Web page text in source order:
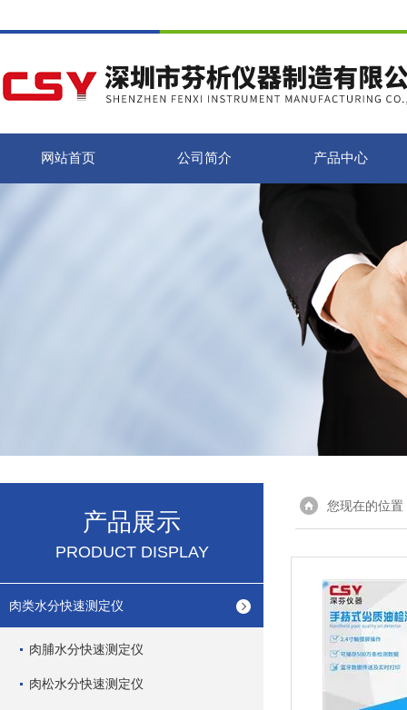
网站首页 公司简介 产品中心
产品展示
PRODUCT DISPLAY
肉类水分快速测定仪
肉脯水分快速测定仪
肉松水分快速测定仪
您现在的位置